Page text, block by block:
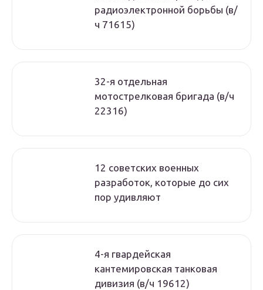
радиоэлектронной борьбы (в/
ч 71615)
32-я отдельная
мотострелковая бригада (в/ч
22316)
12 советских военных
разработок, которые до сих
пор удивляют
4-я гвардейская
кантемировская танковая
дивизия (в/ч 19612)